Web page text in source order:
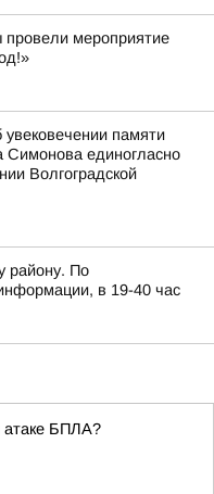
провели мероприятие
памяти
Симонова единогласно
Волгоградской
району. По
в 19-40 час
атаке БПЛА?